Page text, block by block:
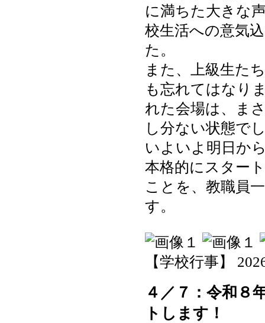
に満ちた大きな
校生活への意気
た。
また、上級生た
も忘れてはなり
れた会場は、ま
し分ない状態で
いよいよ明日か
本格的にスター
ことを、教職員
す。
【学校行事】
４／７：令和８
トします！